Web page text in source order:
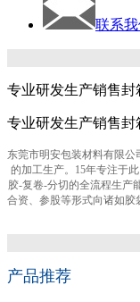
联系
专业研发生产销售封
专业研发生产销售封
东莞市明安包装材料有限公
的加工生产。15年专注于
胶-复卷-分切的全流程生产
合资、参股等形式向诸如
产品推荐